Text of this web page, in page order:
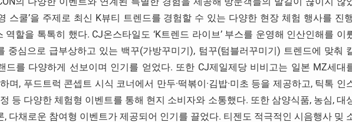
스쿨’을 주제로 최신 K뷰티 트렌드를 경험할 수 있는 다양한 현장 체험 행사를 진
할을 톡톡히 했다. CJ온스타일도 ‘K트렌드 라이브’ 부스를 운영해 인산인해를 이
중심으로 급부상하고 있는 백꾸(가방꾸미기), 텀꾸(텀블러꾸미기) 트렌드에 맞춰
드를 다양하게 선보이며 인기를 얻었다. 또한 CJ제일제당 비비고는 일본 MZ세대
며, 푸드트럭 콘셉트 시식 코너에서 만두·떡볶이·김밥·미초 등을 제공하고, 틱톡 인
등 다양한 체험형 이벤트를 통해 현지 소비자와 소통했다. 또한 삼양식품, 농심, 대
다채로운 참여형 이벤트가 제공되어 인기를 끌었다. 티젠도 적극적인 시음행사 밎